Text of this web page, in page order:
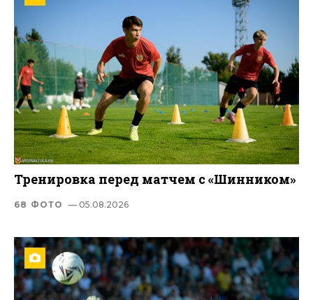
Тренировка перед матчем с «Шинником»
68 ФОТО — 05.08.2026